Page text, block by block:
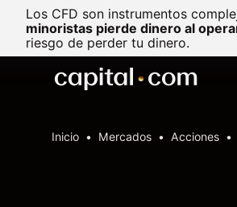
Los CFD son instrumentos
minoristas pierde dinero al
riesgo de perder tu dinero.
Inicio Mercados Acciones